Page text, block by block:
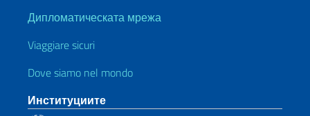
Дипломатическата мрежа
Viaggiare sicuri
Dove siamo nel mondo
Институциите